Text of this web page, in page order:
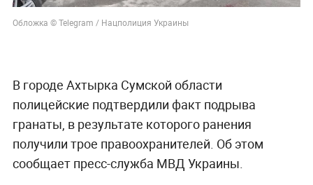
Обложка © Telegram / Нацполиция Украины
В городе Ахтырка Сумской области
полицейские подтвердили факт подрыва
гранаты, в результате которого ранения
получили трое правоохранителей. Об этом
сообщает пресс-служба МВД Украины.